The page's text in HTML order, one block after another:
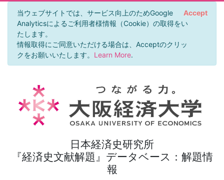
当ウェブサイトでは、サービス向上のためGoogle
Analyticsによるご利用者様情報（Cookie）の取得をい
たします。
情報取得にご同意いただける場合は、Acceptのクリッ
クをお願いいたします。 Learn More.
Accept
日本経済史研究所
『経済史文献解題』データベース：解題情
報